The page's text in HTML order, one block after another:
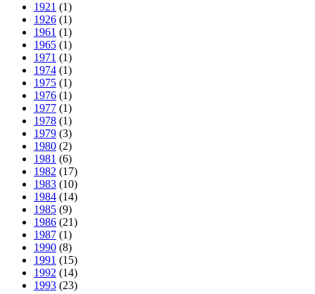
1921 (1)
1926 (1)
1961 (1)
1965 (1)
1971 (1)
1974 (1)
1975 (1)
1976 (1)
1977 (1)
1978 (1)
1979 (3)
1980 (2)
1981 (6)
1982 (17)
1983 (10)
1984 (14)
1985 (9)
1986 (21)
1987 (1)
1990 (8)
1991 (15)
1992 (14)
1993 (23)